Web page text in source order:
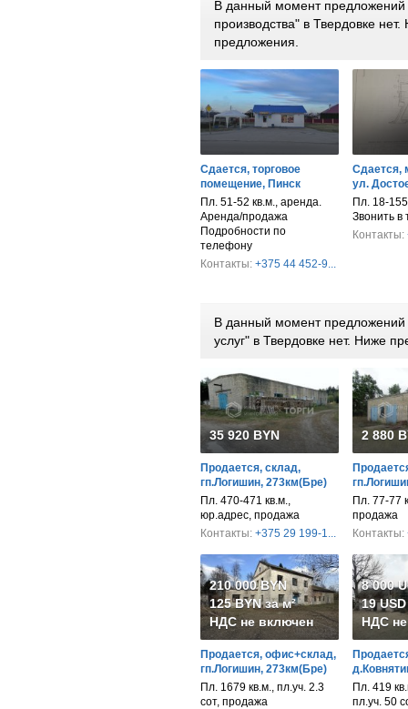
В данный момент
производства" в Твердовке
предложения.
Сдается, торговое
помещение, Пинск
Пл. 51-52 кв.м., аренда.
Аренда/продажа
Подробности по
телефону
Контакты: +375 44 452-9...
Сдается,
ул.
Пл. 18-
Звонить в
Контакты:
В данный момент
услуг" в Твердовке нет. Ниже
35 920 BYN
Продается, склад,
гп.Логишин, 273км(Бре)
Пл. 470-471 кв.м.,
юр.адрес, продажа
Контакты: +375 29 199-1...
2 880
Пл. 77-77
продажа
Контакты:
210 000 BYN
125 BYN за м²
НДС не включен
Продается, офис+склад,
гп.Логишин, 273км(Бре)
Пл. 1679 кв.м., пл.уч. 2.3
сот, продажа
8 000
19
НДС
Пл. 419
пл.уч. 50